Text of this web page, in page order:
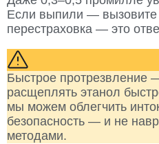
Если выпили — вызовите
перестраховка — это
Быстрое протрезвление
расщеплять этанол
мы можем облегчить
безопасность — и не
методами.